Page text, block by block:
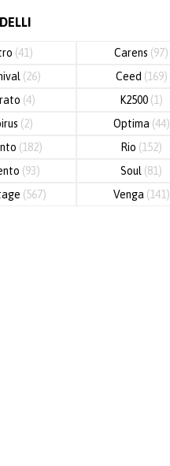
(41) Carens (97)
(26) Ceed (169)
(4) K2500 (1)
(2) Optima (44)
(182) Rio (152)
(93) Soul (81)
(567) Venga (141)